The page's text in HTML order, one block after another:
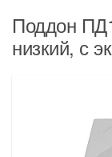
Поддон
низкий, с